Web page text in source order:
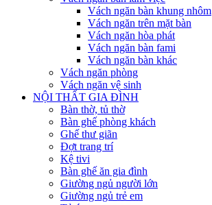
Vách ngăn bàn khung nhôm
Vách ngăn trên mặt bàn
Vách ngăn hòa phát
Vách ngăn bàn fami
Vách ngăn bàn khác
Vách ngăn phòng
Vách ngăn vệ sinh
NỘI THẤT GIA ĐÌNH
Bàn thờ, tủ thờ
Bàn ghế phòng khách
Ghế thư giãn
Đợt trang trí
Kệ tivi
Bàn ghế ăn gia đình
Giường ngủ người lớn
Giường ngủ trẻ em